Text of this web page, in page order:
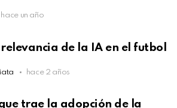
hace un año
de la IA en el futbol
hace 2 años
trae la adopción de la